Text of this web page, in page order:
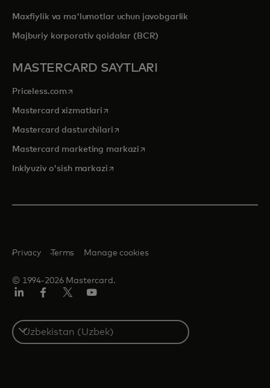
Maxfiylik va ma'lumotlar uchun javobgarlik
Majburiy korporativ qoidalar (BCR)
MASTERCARD SAYTLARI
Priceless.com opens in a new tab
Mastercard xizmatlari opens in a new tab
Mastercard dasturchilariopens in a new tab
Mastercard marketing markazi opens in a new tab
Inklyuziv o'sish markaziopens in a new tab
© 1994-2026 Mastercard.
Privacy Terms Manage cookies
Select
a
country